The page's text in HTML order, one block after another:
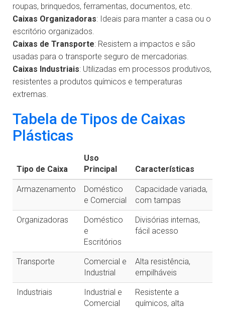
roupas, brinquedos, ferramentas, documentos, etc.
Caixas Organizadoras: Ideais para manter a casa ou o
escritório organizados.
Caixas de Transporte: Resistem a impactos e são
usadas para o transporte seguro de mercadorias.
Caixas Industriais: Utilizadas em processos produtivos,
resistentes a produtos químicos e temperaturas
extremas.
Tabela de Tipos de Caixas
Plásticas
Tipo de Caixa
Uso
Principal
Características
Armazenamento
Doméstico
e Comercial
Capacidade variada,
com tampas
Organizadoras
Doméstico
e
Escritórios
Divisórias internas,
fácil acesso
Transporte
Comercial e
Industrial
Alta resistência,
empilháveis
Industriais
Industrial e
Comercial
Resistente a
químicos, alta